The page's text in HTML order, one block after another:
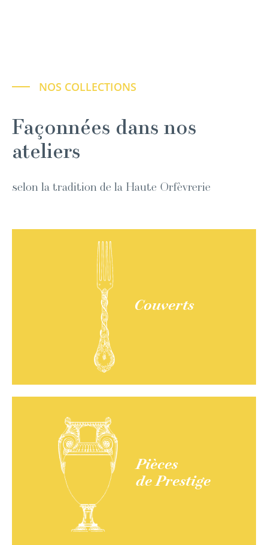
NOS COLLECTIONS
Façonnées dans nos
ateliers
selon la tradition de la Haute Orfèvrerie
Couverts
Pièces
de Prestige